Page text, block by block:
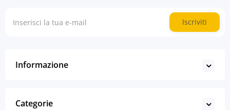
Iscriviti
Informazione
Categorie